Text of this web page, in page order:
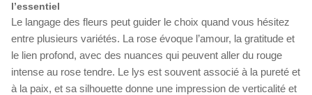
l’essentiel
Le langage des fleurs peut guider le choix quand vous hésitez
entre plusieurs variétés. La rose évoque l’amour, la gratitude et
le lien profond, avec des nuances qui peuvent aller du rouge
intense au rose tendre. Le lys est souvent associé à la pureté et
à la paix, et sa silhouette donne une impression de verticalité et